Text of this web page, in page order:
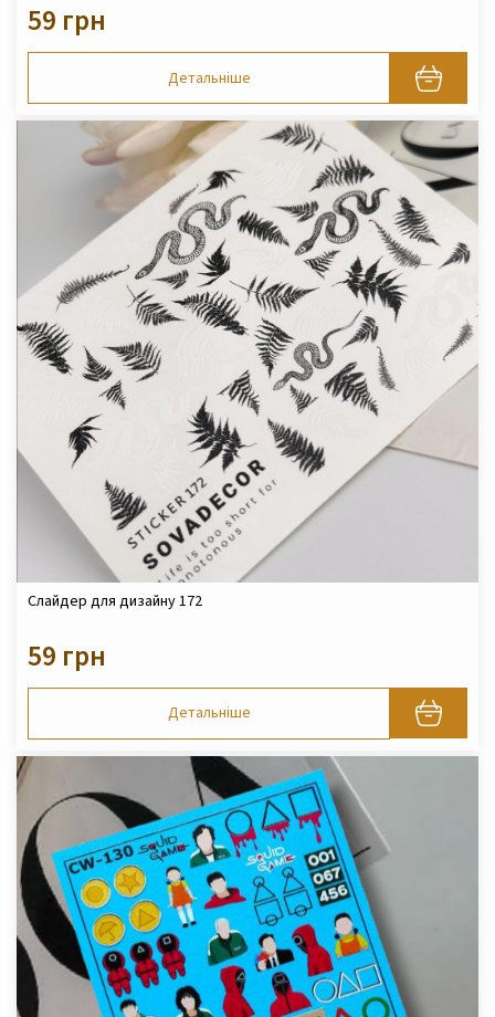
59 грн
Детальніше
Слайдер для дизайну 172
59 грн
Детальніше